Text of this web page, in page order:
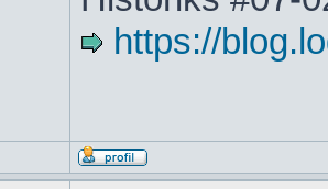
https://